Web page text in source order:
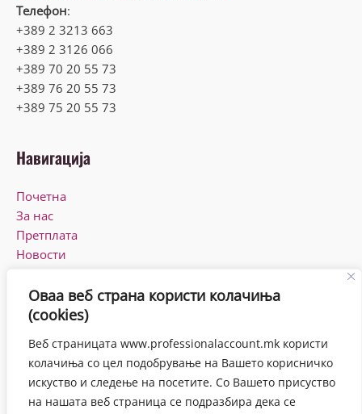
Оваа веб страна користи колачиња
(cookies)
Веб страницата www.professionalaccount.mk користи
колачиња со цел подобрување на Вашето корисничко
искуство и следење на посетите. Со Вашето присуство
на нашата веб страница се подразбира дека се
Телефон:
+389 2 3213 663
+389 2 3126 066
+389 70 20 55 73
+389 76 20 55 73
+389 75 20 55 73
Навигација
Почетна
За нас
Претплата
Новости
Контакт
Работно време
Понеделник-Петок
08:00-16:00